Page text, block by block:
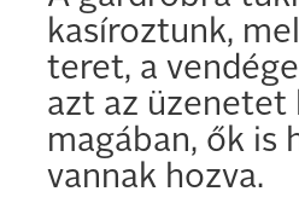
kasíroztunk,
teret, a
azt az üzenetet
magában, ők is
vannak hozva.